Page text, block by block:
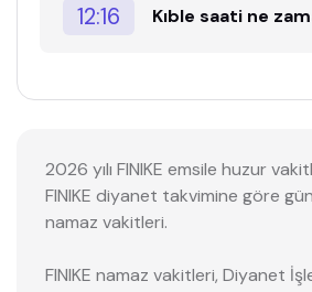
12:16 Kıble saati ne
2026 yılı FINIKE emsile huzur
FINIKE diyanet takvimine göre
namaz vakitleri.
FINIKE namaz vakitleri, Diyanet